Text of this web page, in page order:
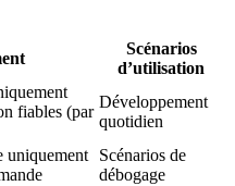
Scénarios
d’utilisation
fiables (par
Développement
quotidien
uniquement
Scénarios de
débogage